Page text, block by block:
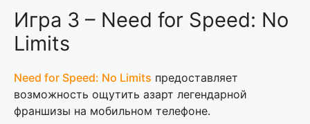
Игра 3 – Need for Speed: No
Limits
Need for Speed: No Limits предоставляет
возможность ощутить азарт легендарной
франшизы на мобильном телефоне.